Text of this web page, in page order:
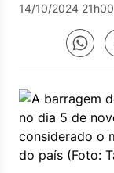
14/10/2024 21h00